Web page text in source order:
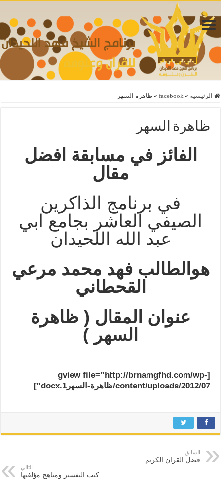
الرئيسية »
facebook
» ظاهرة السهر
ظاهرة السهر
الفائز في مسابقة افضل
مقال
في برنامج الذاكرين
الصيفي العاشر بجامع ابي
عبد الله اللحيدان
هو الطالب فهد محمد مرعي
القحطاني
عنوان المقال ( ظاهرة
السهر )
[gview file=”http://brnamgfhd.com/wp-
content/uploads/2012/07/ظاهرة-السهر1.docx”]
السابق
فضل القران الكريم
التالي
كتب التفسير ومناهج مؤلفيها